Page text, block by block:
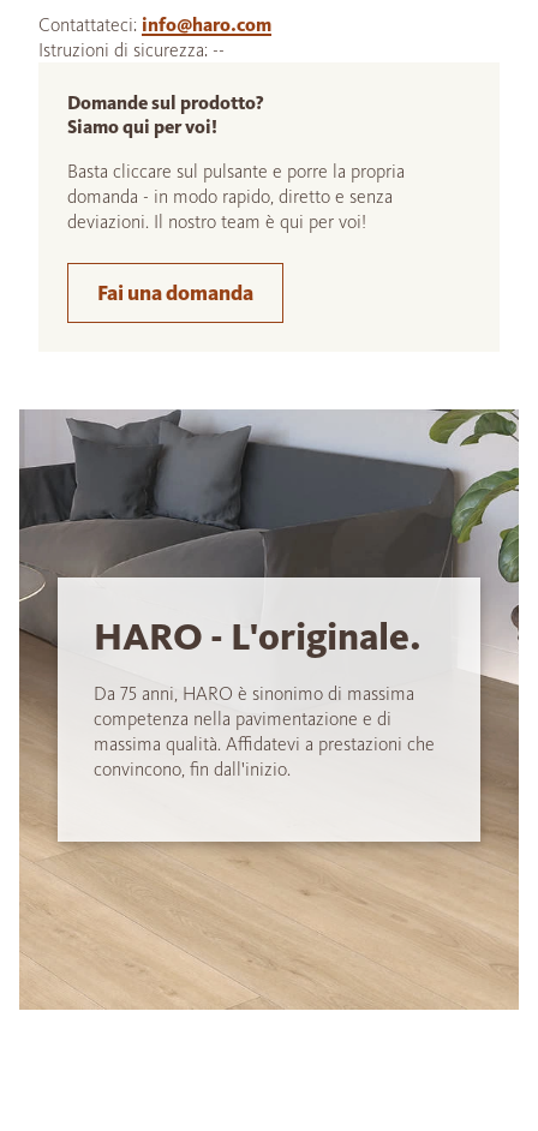
Contattateci: info@haro.com
Istruzioni di sicurezza: --
Domande sul prodotto?
Siamo qui per voi!
Basta cliccare sul pulsante e porre la propria
domanda - in modo rapido, diretto e senza
deviazioni. Il nostro team è qui per voi!
Fai una domanda
HARO - L'originale.
Da 75 anni, HARO è sinonimo di massima
competenza nella pavimentazione e di
massima qualità. Affidatevi a prestazioni che
convincono, fin dall'inizio.